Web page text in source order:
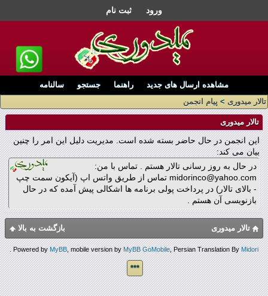
ورود ثبت نام
مشاهده ارسال های جدید راهنما جستجو
سالنامه
تالار میدوری > پیام انجمن
تالار میدوری
این انجمن در حال حاضر بسته شده است. مدیریت دلیل این امر را چنین
بیان می کند:
در حال به روز رسانی تالار هستم . تماس با من:
midorinco@yahoo.com تماس از طریق واتس اپ (آیکون سمت چپ
- بالای تالار) در پرداخت پولی برنامه ها اشکالی پیش آمده که در حال
بازنویسی آن هستم .
بازگشت به بالا تالار میدوری
Powered byMyBB, mobile version byMyBB GoMobile, Persian Translation ByMidori
.
***